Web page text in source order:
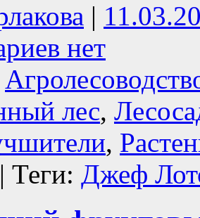
|
нет
лес,
,
| Теги: Джеф